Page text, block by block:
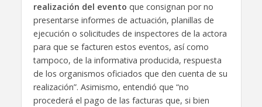
realización del evento que consignan por no
presentarse informes de actuación, planillas de
ejecución o solicitudes de inspectores de la actora
para que se facturen estos eventos, así como
tampoco, de la informativa producida, respuesta
de los organismos oficiados que den cuenta de su
realización”. Asimismo, entendió que “no
procederá el pago de las facturas que, si bien